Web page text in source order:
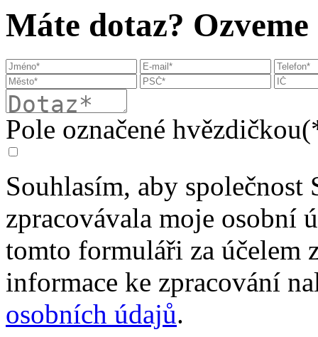
Máte dotaz? Ozveme
Pole označené
Souhlasím, aby společnost
zpracovávala moje osobní
tomto formuláři za účelem
informace ke zpracování
osobních údajů.